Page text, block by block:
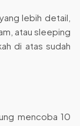
lebih detail,
atau sleeping
di atas sudah
mencoba 10